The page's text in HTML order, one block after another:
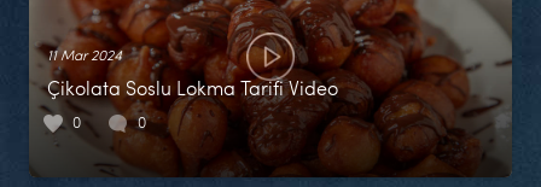
11 Mar 2024
Çikolata Soslu Lokma Tarifi Video
0 0